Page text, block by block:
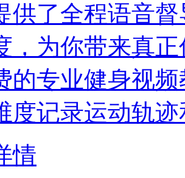
供了全程语音
，为你带来真
的专业健身视频
度记录运动轨迹
情